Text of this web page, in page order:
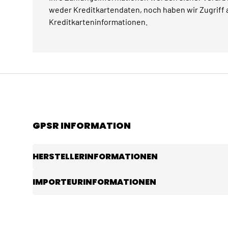
weder Kreditkartendaten, noch haben wir Zugriff
Kreditkarteninformationen.
GPSR INFORMATION
HERSTELLERINFORMATIONEN
IMPORTEURINFORMATIONEN